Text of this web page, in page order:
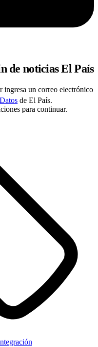
de noticias El País
ingresa un correo electrónico
de El País.
para continuar.